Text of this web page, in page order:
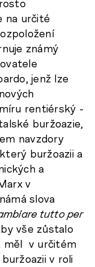
na určité
známý
jenž lze
rentiérský -
buržoazie,
navzdory
buržoazii a
a
v
slova
tutto per
vše zůstalo
měl v určitém
v roli